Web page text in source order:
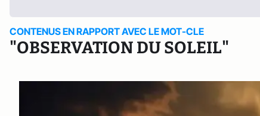
CONTENUS EN RAPPORT AVEC LE MOT-CLE
"OBSERVATION DU SOLEIL"